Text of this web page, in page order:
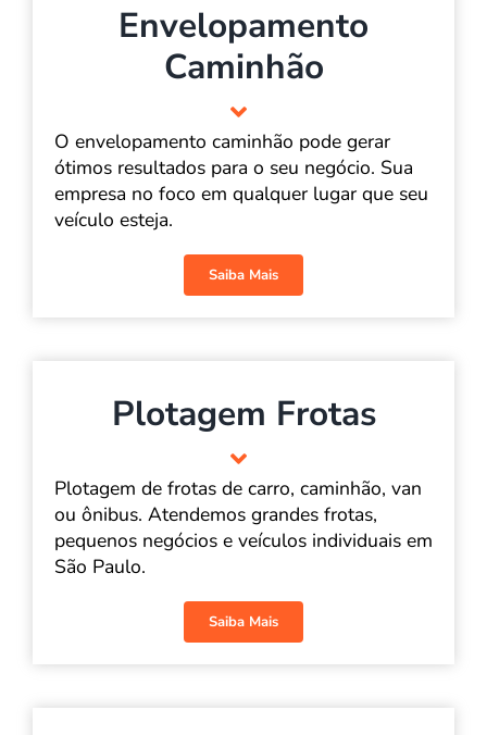
Envelopamento
Caminhão
O envelopamento caminhão pode gerar
ótimos resultados para o seu negócio. Sua
empresa no foco em qualquer lugar que seu
veículo esteja.
Saiba Mais
Plotagem Frotas
Plotagem de frotas de carro, caminhão, van
ou ônibus. Atendemos grandes frotas,
pequenos negócios e veículos individuais em
São Paulo.
Saiba Mais